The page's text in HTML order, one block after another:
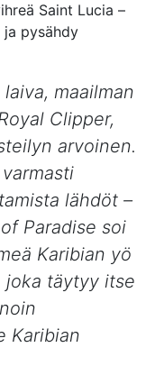
Saint Lucia –
ja pysähdy
maailman
Clipper,
arvoinen.
lähdöt –
Paradise soi
Karibian yö
joka täytyy itse
Karibian